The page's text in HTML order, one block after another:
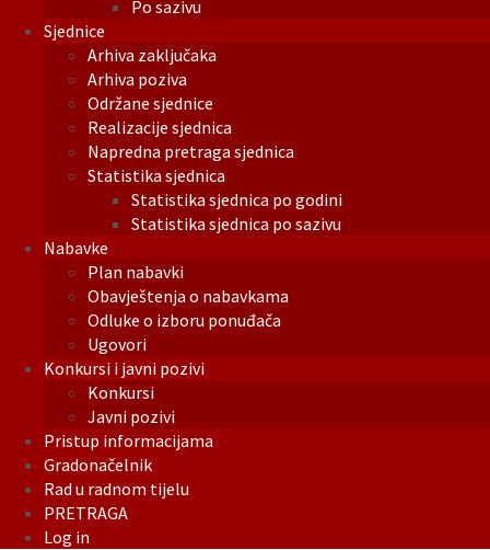
Po sazivu
Sjednice
Arhiva zaključaka
Arhiva poziva
Održane sjednice
Realizacije sjednica
Napredna pretraga sjednica
Statistika sjednica
Statistika sjednica po godini
Statistika sjednica po sazivu
Nabavke
Plan nabavki
Obavještenja o nabavkama
Odluke o izboru ponuđača
Ugovori
Konkursi i javni pozivi
Konkursi
Javni pozivi
Pristup informacijama
Gradonačelnik
Rad u radnom tijelu
PRETRAGA
Log in